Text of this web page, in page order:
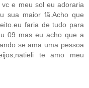
e meu sol eu adoraria
sua maior fã.Acho que
faria de tudo para
09 mas eu acho que a
se ama uma pessoa
te amo meu